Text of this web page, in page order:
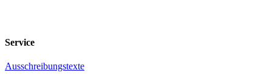
Service
Ausschreibungstexte